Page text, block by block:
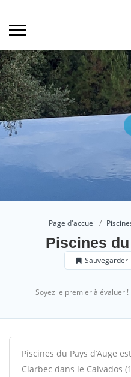
Page d'accueil
Piscines du
Sauvegarder
Soyez le premier à évaluer !
Piscines du Pays d’Auge
Clarbec dans le Calvados